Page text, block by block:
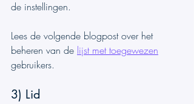
de instellingen.
Lees de volgende blogpost over het
beheren van de lijst met toegewezen
gebruikers.
3) Lid